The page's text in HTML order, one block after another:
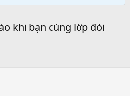
khi bạn cùng lớp đòi